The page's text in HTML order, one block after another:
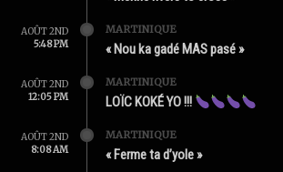
AOÛT 2ND
5:48 PM
MARTINIQUE
« Nou ka gadé MAS pasé »
AOÛT 2ND
12:05 PM
MARTINIQUE
LOÏC KOKÉ YO !!!
AOÛT 2ND
8:08 AM
MARTINIQUE
« Ferme ta d’yole »